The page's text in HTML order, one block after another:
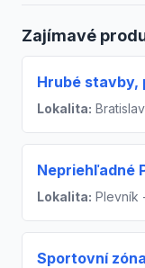
Zajímavé
Hrubé stavby,
Lokalita:
Nepriehľadné
Lokalita: Plevník
Sportovní zóna